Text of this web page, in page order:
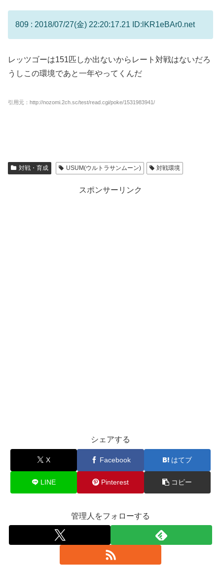
809 : 2018/07/27(金) 22:20:17.21 ID:lKR1eBAr0.net
レッツゴーは151匹しか出ないからレート対戦はないだろ
うしこの環境であと一年やってくんだ
引用元：http://nozomi.2ch.sc/test/read.cgi/poke/1531983941/
対戦・育成 USUM(ウルトラサンムーン) 対戦環境
スポンサーリンク
シェアする
X Facebook はてブ
LINE Pinterest コピー
管理人をフォローする